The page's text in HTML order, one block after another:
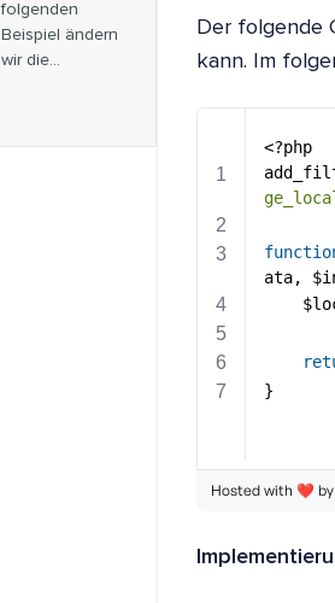
Der folgende
kann. Im
folgenden
Beispiel ändern
wir die…